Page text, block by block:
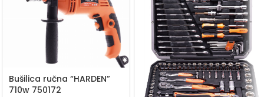
Bušilica ručna “HARDEN”
710w 750172